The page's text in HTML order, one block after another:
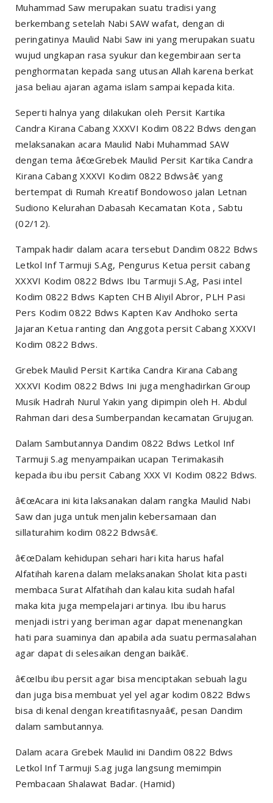
Muhammad Saw merupakan suatu tradisi yang
berkembang setelah Nabi SAW wafat, dengan di
peringatinya Maulid Nabi Saw ini yang merupakan suatu
wujud ungkapan rasa syukur dan kegembiraan serta
penghormatan kepada sang utusan Allah karena berkat
jasa beliau ajaran agama islam sampai kepada kita.
Seperti halnya yang dilakukan oleh Persit Kartika
Candra Kirana Cabang XXXVI Kodim 0822 Bdws dengan
melaksanakan acara Maulid Nabi Muhammad SAW
dengan tema â€œGrebek Maulid Persit Kartika Candra
Kirana Cabang XXXVI Kodim 0822 Bdwsâ€ yang
bertempat di Rumah Kreatif Bondowoso jalan Letnan
Sudiono Kelurahan Dabasah Kecamatan Kota , Sabtu
(02/12).
Tampak hadir dalam acara tersebut Dandim 0822 Bdws
Letkol Inf Tarmuji S.Ag, Pengurus Ketua persit cabang
XXXVI Kodim 0822 Bdws Ibu Tarmuji S.Ag, Pasi intel
Kodim 0822 Bdws Kapten CHB Aliyil Abror, PLH Pasi
Pers Kodim 0822 Bdws Kapten Kav Andhoko serta
Jajaran Ketua ranting dan Anggota persit Cabang XXXVI
Kodim 0822 Bdws.
Grebek Maulid Persit Kartika Candra Kirana Cabang
XXXVI Kodim 0822 Bdws Ini juga menghadirkan Group
Musik Hadrah Nurul Yakin yang dipimpin oleh H. Abdul
Rahman dari desa Sumberpandan kecamatan Grujugan.
Dalam Sambutannya Dandim 0822 Bdws Letkol Inf
Tarmuji S.ag menyampaikan ucapan Terimakasih
kepada ibu ibu persit Cabang XXX VI Kodim 0822 Bdws.
â€œAcara ini kita laksanakan dalam rangka Maulid Nabi
Saw dan juga untuk menjalin kebersamaan dan
sillaturahim kodim 0822 Bdwsâ€.
â€œDalam kehidupan sehari hari kita harus hafal
Alfatihah karena dalam melaksanakan Sholat kita pasti
membaca Surat Alfatihah dan kalau kita sudah hafal
maka kita juga mempelajari artinya. Ibu ibu harus
menjadi istri yang beriman agar dapat menenangkan
hati para suaminya dan apabila ada suatu permasalahan
agar dapat di selesaikan dengan baikâ€.
â€œIbu ibu persit agar bisa menciptakan sebuah lagu
dan juga bisa membuat yel yel agar kodim 0822 Bdws
bisa di kenal dengan kreatifitasnyaâ€, pesan Dandim
dalam sambutannya.
Dalam acara Grebek Maulid ini Dandim 0822 Bdws
Letkol Inf Tarmuji S.ag juga langsung memimpin
Pembacaan Shalawat Badar. (Hamid)